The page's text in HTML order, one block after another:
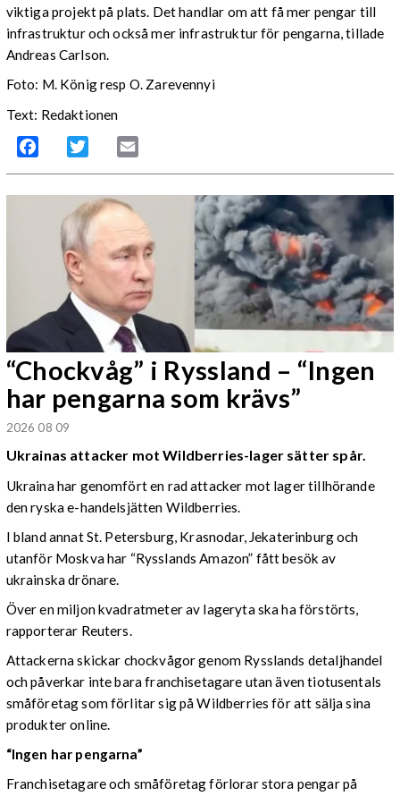
viktiga projekt på plats. Det handlar om att få mer pengar till
infrastruktur och också mer infrastruktur för pengarna, tillade
Andreas Carlson.
Foto: M. König resp O. Zarevennyi
Text: Redaktionen
Facebook Twitter
“Chockvåg” i Ryssland – “Ingen
har pengarna som krävs”
2026 08 09
Ukrainas attacker mot Wildberries-lager sätter spår.
Ukraina har genomfört en rad attacker mot lager tillhörande
den ryska e-handelsjätten Wildberries.
I bland annat St. Petersburg, Krasnodar, Jekaterinburg och
utanför Moskva har “Rysslands Amazon” fått besök av
ukrainska drönare.
Över en miljon kvadratmeter av lageryta ska ha förstörts,
rapporterar Reuters.
Attackerna skickar chockvågor genom Rysslands detaljhandel
och påverkar inte bara franchisetagare utan även tiotusentals
småföretag som förlitar sig på Wildberries för att sälja sina
produkter online.
“Ingen har pengarna”
Franchisetagare och småföretag förlorar stora pengar på